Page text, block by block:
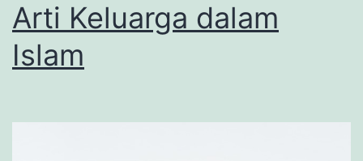
Arti Keluarga dalam
Islam